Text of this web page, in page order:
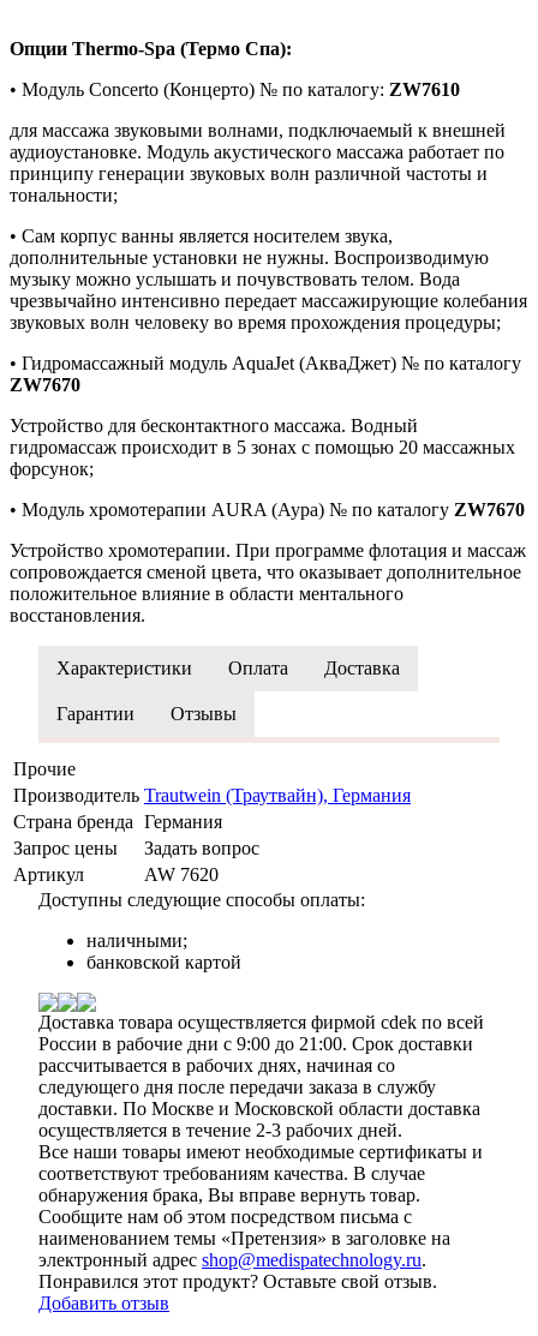
Опции Thermo-Spa (Термо Спа):
• Модуль Concerto (Концерто) № по каталогу: ZW7610
для массажа звуковыми волнами, подключаемый к внешней
аудиоустановке. Модуль акустического массажа работает по
принципу генерации звуковых волн различной частоты и
тональности;
• Сам корпус ванны является носителем звука,
дополнительные установки не нужны. Воспроизводимую
музыку можно услышать и почувствовать телом. Вода
чрезвычайно интенсивно передает массажирующие колебания
звуковых волн человеку во время прохождения процедуры;
• Гидромассажный модуль AquaJet (АкваДжет) № по каталогу
ZW7670
Устройство для бесконтактного массажа. Водный
гидромассаж происходит в 5 зонах с помощью 20 массажных
форсунок;
• Модуль хромотерапии AURA (Аура) № по каталогу ZW7670
Устройство хромотерапии. При программе флотация и массаж
сопровождается сменой цвета, что оказывает дополнительное
положительное влияние в области ментального
восстановления.
Характеристики Оплата Доставка
Гарантии Отзывы
Прочие
Производитель Trautwein (Траутвайн), Германия
Страна бренда Германия
Запрос цены
Задать вопрос
Артикул
AW 7620
Доступны следующие способы оплаты:
наличными;
банковской картой
Доставка товара осуществляется фирмой cdek по всей
России в рабочие дни с 9:00 до 21:00. Срок доставки
рассчитывается в рабочих днях, начиная со
следующего дня после передачи заказа в службу
доставки. По Москве и Московской области доставка
осуществляется в течение 2-3 рабочих дней.
Все наши товары имеют необходимые сертификаты и
соответствуют требованиям качества. В случае
обнаружения брака, Вы вправе вернуть товар.
Сообщите нам об этом посредством письма с
наименованием темы «Претензия» в заголовке на
электронный адрес shop@medispatechnology.ru.
Понравился этот продукт? Оставьте свой отзыв.
Добавить отзыв